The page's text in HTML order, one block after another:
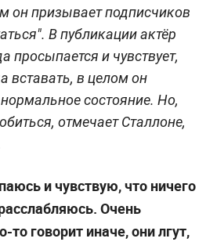
он призывает подписчиков
В публикации актёр
просыпается и чувствует,
вставать, в целом он
состояние. Но,
отмечает Сталлоне,
и чувствую, что ничего
Очень
то говорит иначе, они лгут,